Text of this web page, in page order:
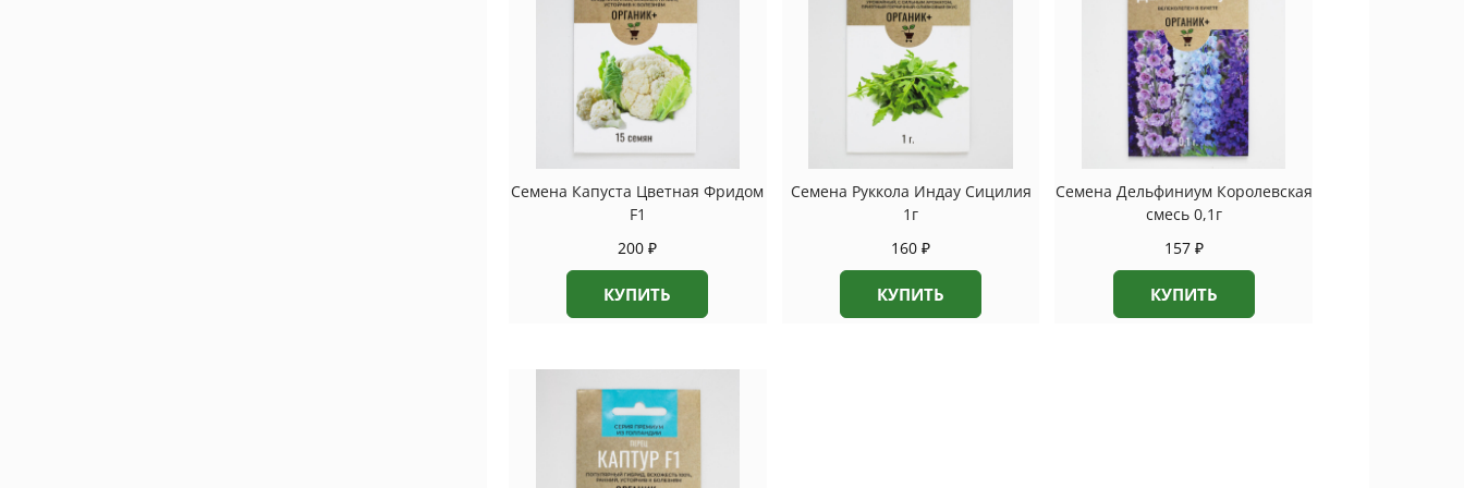
Семена Капуста Цветная Фридом
F1
200₽
КУПИТЬ
Семена Руккола Индау Сицилия
1г
160 ₽
КУПИТЬ
Семена Дельфиниум Королевская
смесь 0,1г
157 ₽
КУПИТЬ